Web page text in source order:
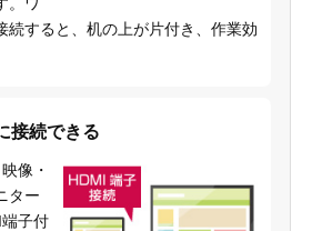
続すると、机の上が片付き、作業効
接続できる
像・
ター
子付